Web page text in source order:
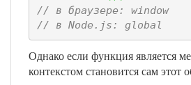
// в браузере: window
// в Node.js: global
Однако если функция является
контекстом становится сам этот